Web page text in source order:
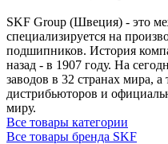
SKF Group (Швеция) - это
специализируется на
подшипников. История
назад - в 1907 году. На
заводов в 32 странах мира, а
дистрибьюторов и
миру.
Все товары категории
Все товары бренда SKF